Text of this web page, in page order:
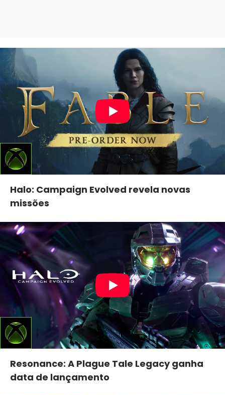
Halo: Campaign Evolved revela novas
missões
Resonance: A Plague Tale Legacy ganha
data de lançamento